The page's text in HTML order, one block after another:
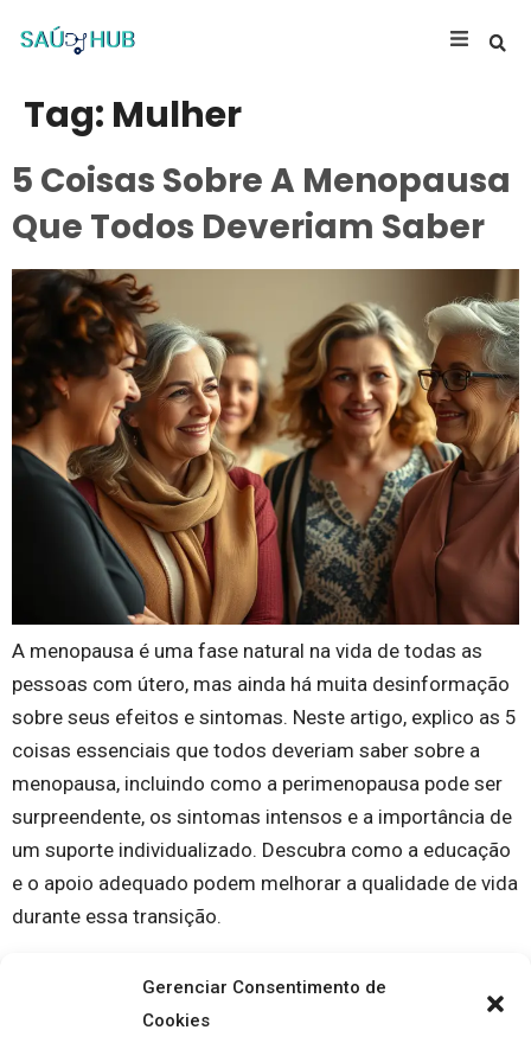
Gerenciar Consentimento de
Cookies
Tag: Mulher
5 Coisas Sobre A Menopausa
Que Todos Deveriam Saber
A menopausa é uma fase natural na vida de todas as
pessoas com útero, mas ainda há muita desinformação
sobre seus efeitos e sintomas. Neste artigo, explico as 5
coisas essenciais que todos deveriam saber sobre a
menopausa, incluindo como a perimenopausa pode ser
surpreendente, os sintomas intensos e a importância de
um suporte individualizado. Descubra como a educação
e o apoio adequado podem melhorar a qualidade de vida
durante essa transição.